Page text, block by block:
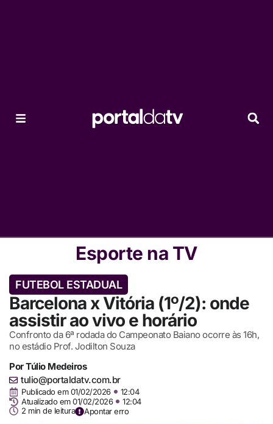
Esporte na TV
FUTEBOL ESTADUAL
Barcelona x Vitória (1º/2): onde
assistir ao vivo e horário
Confronto da 6ª rodada do Campeonato Baiano ocorre às 16h,
no estádio Prof. Jodilton Souza
PorTúlio Medeiros
tulio@portaldatv.com.br
Publicado em 01/02/2026
12:04
Atualizado em 01/02/2026
12:04
2 min de leitura
Apontar erro